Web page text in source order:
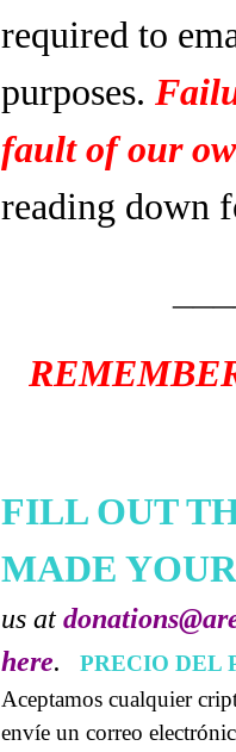
required to
purposes.
fault of our
reading down
FILL OUT
MADE
us at
here. PRECIO DEL
Aceptamos cualquier
envíe un correo